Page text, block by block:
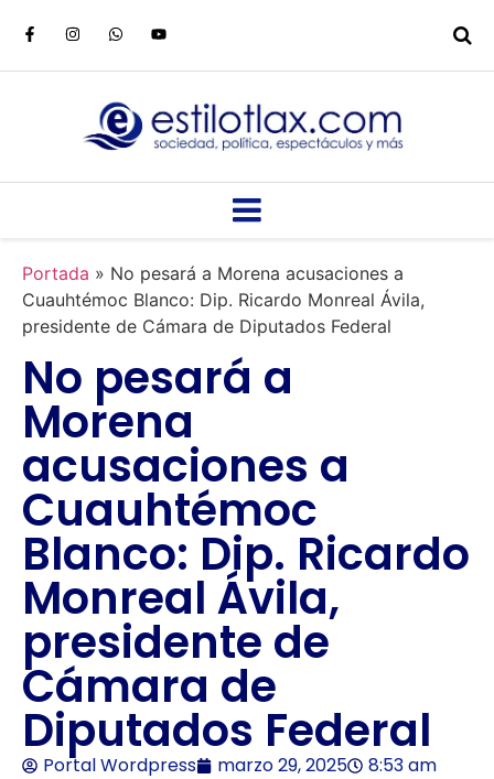
Portada » No pesará a Morena acusaciones a
Cuauhtémoc Blanco: Dip. Ricardo Monreal Ávila,
presidente de Cámara de Diputados Federal
No pesará a
Morena
acusaciones a
Cuauhtémoc
Blanco: Dip. Ricardo
Monreal Ávila,
presidente de
Cámara de
Diputados Federal
Portal Wordpress marzo 29, 2025 8:53 am